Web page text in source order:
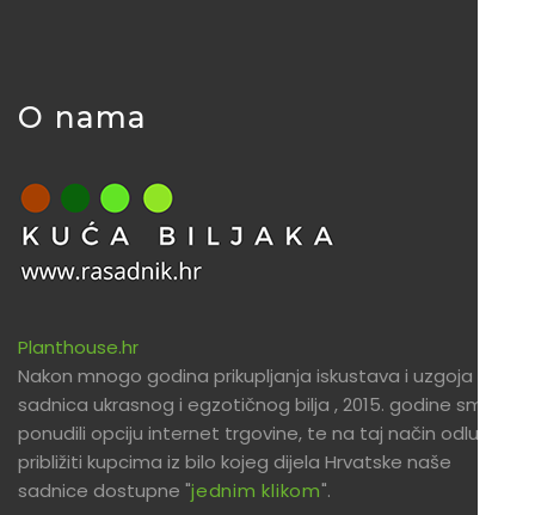
O nama
Planthouse.hr
Nakon mnogo godina prikupljanja iskustava i uzgoja
sadnica ukrasnog i egzotičnog bilja , 2015. godine smo
ponudili opciju internet trgovine, te na taj način odlučili
približiti kupcima iz bilo kojeg dijela Hrvatske naše
sadnice dostupne "jednim klikom".